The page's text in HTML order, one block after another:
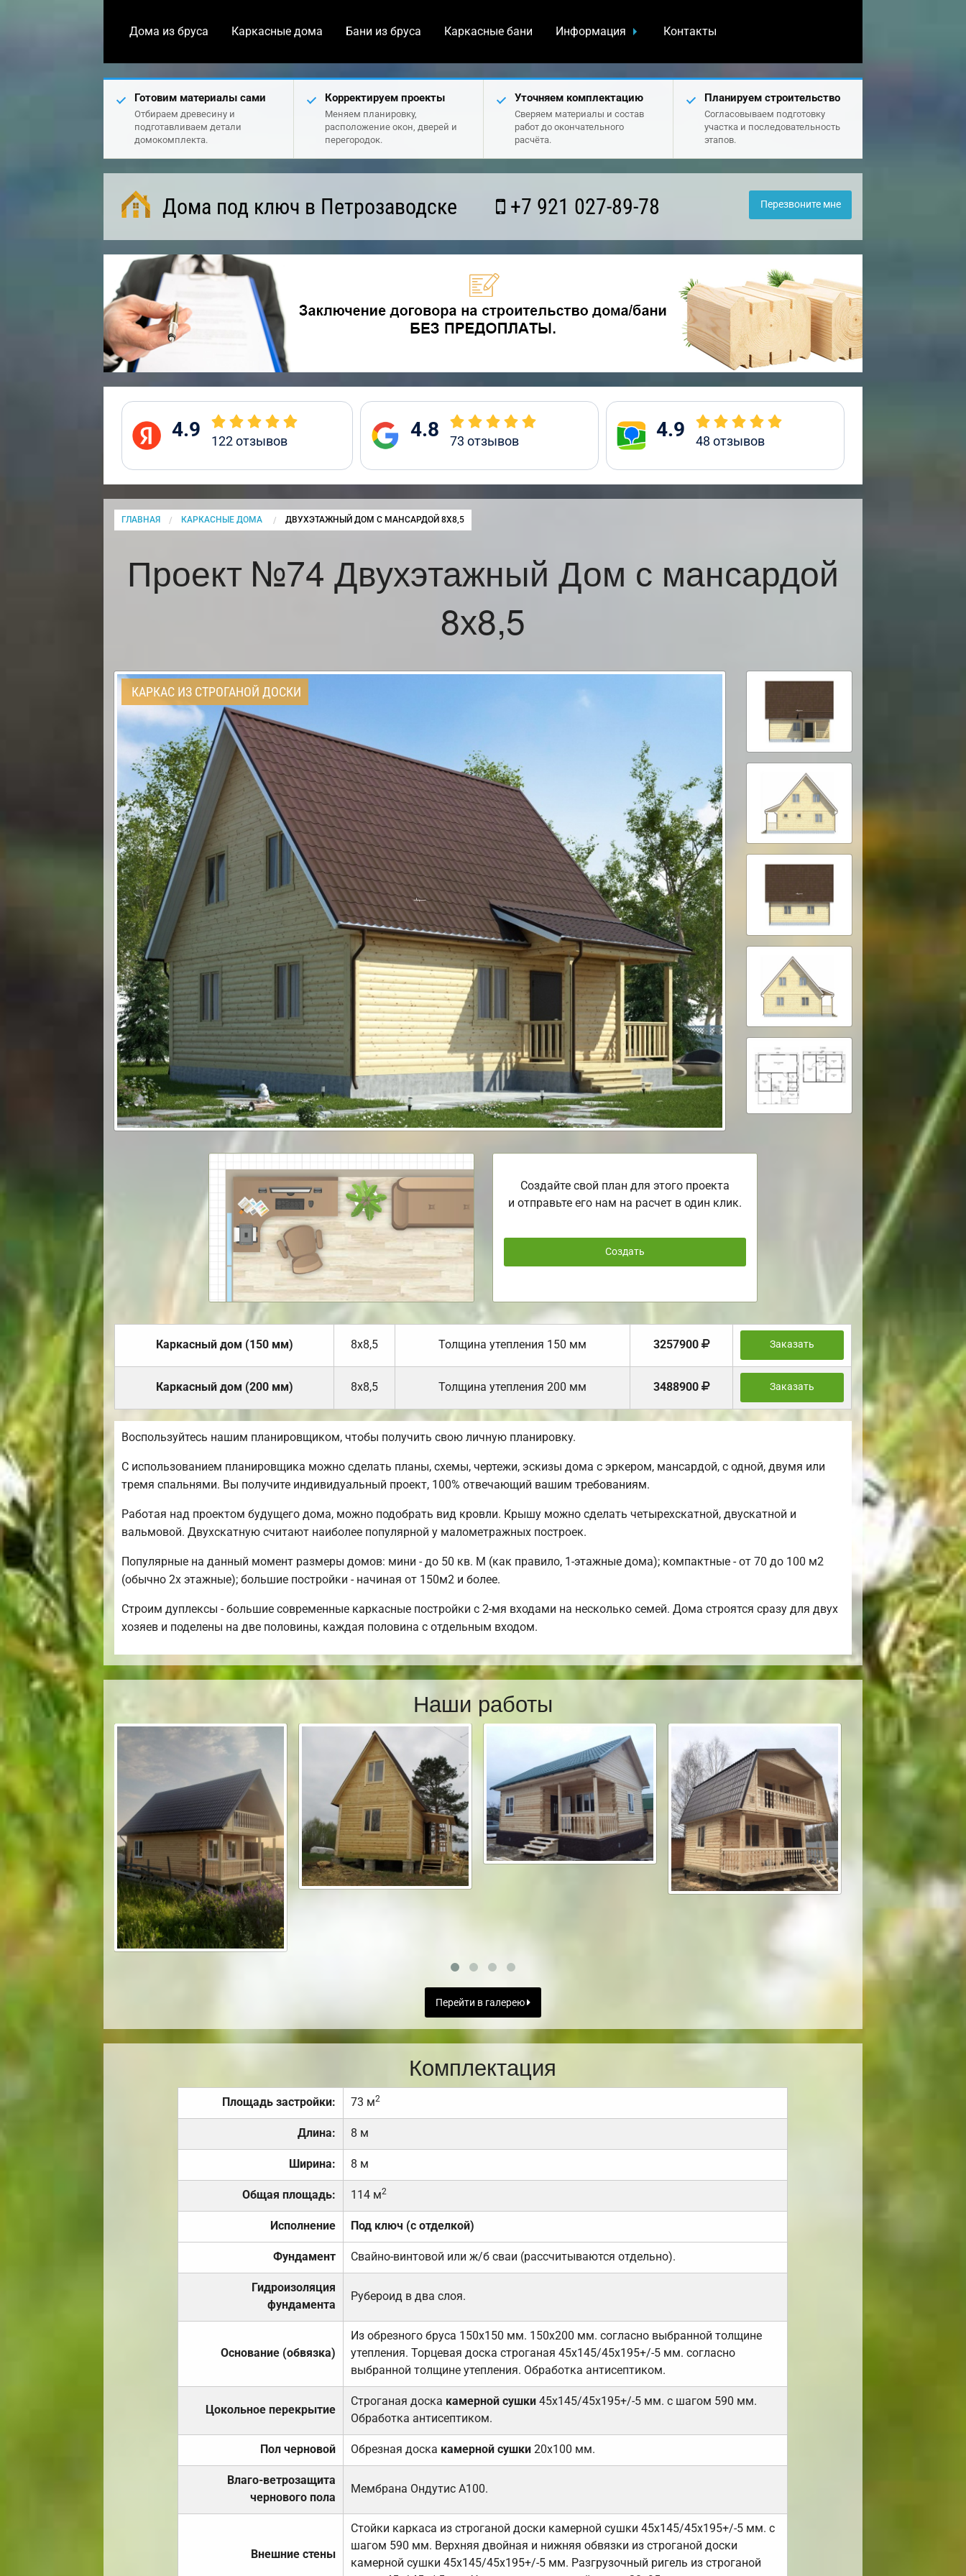
Дома из бруса Каркасные дома Бани из бруса Каркасные бани Информация Контакты
Готовим материалы сами
Отбираем древесину и
подготавливаем детали
домокомплекта.
Корректируем проекты
Меняем планировку,
расположение окон, дверей и
перегородок.
Уточняем комплектацию
Сверяем материалы и состав
работ до окончательного
расчёта.
Планируем строительство
Согласовываем подготовку
участка и последовательность
этапов.
Дома под ключ в Петрозаводске +7 921 027-89-78 Перезвоните мне
4.9 122отзывов 4.8 73 отзывов 4.9 48 отзывов
ГЛАВНАЯ КАРКАСНЫЕ ДОМА CURRENT:
ДВУХЭТАЖНЫЙ ДОМ С МАНСАРДОЙ 8Х8,5
Проект №74 Двухэтажный Дом с мансардой
8х8,5
КАРКАС ИЗ СТРОГАНОЙ ДОСКИ
Создайте свой план для этого проекта
и отправьте его нам на расчет в один клик.
Создать
Каркасный дом (150 мм) 8х8,5 Толщина утепления 150 мм 3257900 Заказать
Каркасный дом (200 мм) 8х8,5 Толщина утепления 200 мм 3488900 Заказать
Воспользуйтесь нашим планировщиком, чтобы получить свою личную планировку.
С использованием планировщика можно сделать планы, схемы, чертежи, эскизы дома с эркером, мансардой, с одной, двумя или
тремя спальнями. Вы получите индивидуальный проект, 100% отвечающий вашим требованиям.
Работая над проектом будущего дома, можно подобрать вид кровли. Крышу можно сделать четырехскатной, двускатной и
вальмовой. Двухскатную считают наиболее популярной у малометражных построек.
Популярные на данный момент размеры домов: мини - до 50 кв. М (как правило, 1-этажные дома); компактные - от 70 до 100 м2
(обычно 2х этажные); большие постройки - начиная от 150м2 и более.
Строим дуплексы - большие современные каркасные постройки с 2-мя входами на несколько семей. Дома строятся сразу для двух
хозяев и поделены на две половины, каждая половина с отдельным входом.
Наши работы
Перейти в галерею
Комплектация
Площадь застройки: 73 м2
Длина: 8 м
Ширина: 8 м
Общая площадь: 114 м2
Исполнение Под ключ (с отделкой)
Фундамент Свайно-винтовой или ж/б сваи (рассчитываются отдельно).
Гидроизоляция
фундамента
Рубероид в два слоя.
Основание (обвязка)
Из обрезного бруса 150х150 мм. 150х200 мм. согласно выбранной толщине
утепления. Торцевая доска строганая 45х145/45х195+/-5 мм. согласно
выбранной толщине утепления. Обработка антисептиком.
Цокольное перекрытие
Строганая доска камерной сушки 45х145/45х195+/-5 мм. с шагом 590 мм.
Обработка антисептиком.
Пол черновой Обрезная доска камерной сушки20х100 мм.
Влаго-ветрозащита
чернового пола
Мембрана Ондутис А100.
Внешние стены
Стойки каркаса из строганой доски камерной сушки 45х145/45х195+/-5 мм. с
шагом 590 мм. Верхняя двойная и нижняя обвязки из строганой доски
камерной сушки 45х145/45х195+/-5 мм. Разгрузочный ригель из строганой